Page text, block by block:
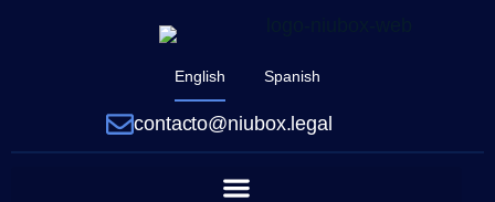
contacto@niubox.legal
English Spanish